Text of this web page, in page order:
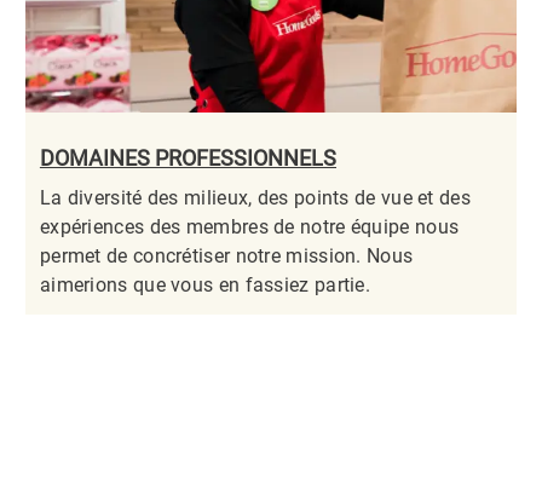
DOMAINES PROFESSIONNELS
La diversité des milieux, des points de vue et des
expériences des membres de notre équipe nous
permet de concrétiser notre mission. Nous
aimerions que vous en fassiez partie.​​​​​​​